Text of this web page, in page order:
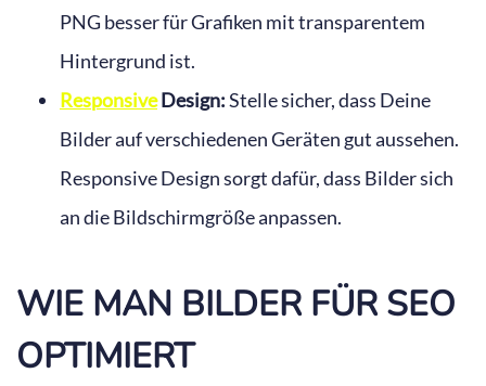
PNG besser für Grafiken mit transparentem
Hintergrund ist.
ResponsiveDesign:Stelle sicher, dass Deine
Bilder auf verschiedenen Geräten gut aussehen.
Responsive Design sorgt dafür, dass Bilder sich
an die Bildschirmgröße anpassen.
WIE MAN BILDER FÜR SEO
OPTIMIERT